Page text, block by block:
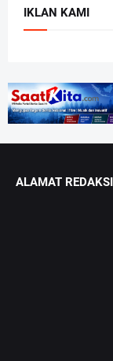
IKLAN KAMI
ALAMAT REDAKSI